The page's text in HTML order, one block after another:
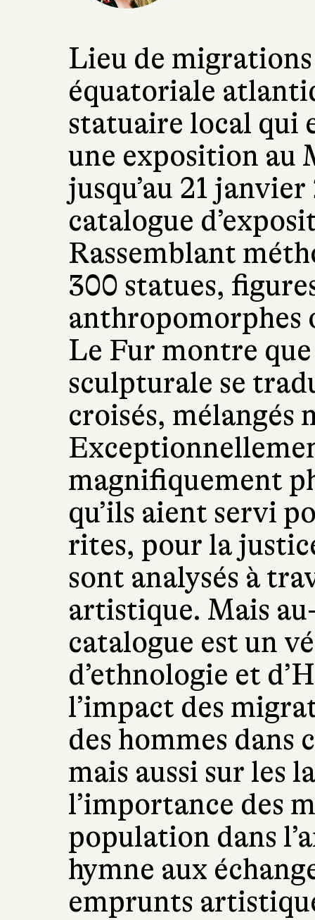
Lieu de migrations
équatoriale
statuaire local qui
une exposition au
jusqu’au 21
catalogue
Rassemblant
300 statues,
anthropomorphes
Le Fur montre
sculpturale se
croisés, mélangés
magnifiquement
qu’ils aient servi
rites, pour la
sont analysés à
artistique. Mais
catalogue est un
d’ethnologie et
l’impact des
des hommes dans
mais aussi sur les
l’importance des
population dans
hymne aux
emprunts